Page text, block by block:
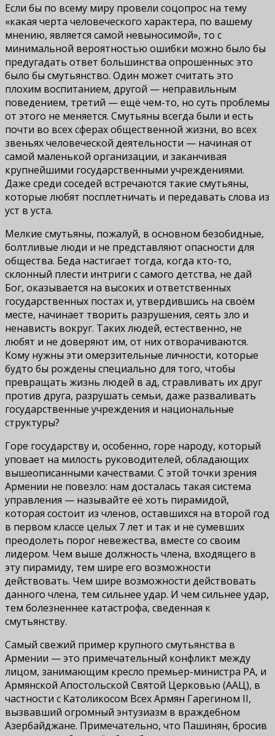
Если бы по всему миру провели соцопрос на тему
«какая черта человеческого характера, по вашему
мнению, является самой невыносимой», то с
минимальной вероятностью ошибки можно было бы
предугадать ответ большинства опрошенных: это
было бы смутьянство. Один может считать это
плохим воспитанием, другой — неправильным
поведением, третий — ещё чем-то, но суть проблемы
от этого не меняется. Смутьяны всегда были и есть
почти во всех сферах общественной жизни, во всех
звеньях человеческой деятельности — начиная от
самой маленькой организации, и заканчивая
крупнейшими государственными учреждениями.
Даже среди соседей встречаются такие смутьяны,
которые любят посплетничать и передавать слова из
уст в уста.
Мелкие смутьяны, пожалуй, в основном безобидные,
болтливые люди и не представляют опасности для
общества. Беда настигает тогда, когда кто-то,
склонный плести интриги с самого детства, не дай
Бог, оказывается на высоких и ответственных
государственных постах и, утвердившись на своём
месте, начинает творить разрушения, сеять зло и
ненависть вокруг. Таких людей, естественно, не
любят и не доверяют им, от них отворачиваются.
Кому нужны эти омерзительные личности, которые
будто бы рождены специально для того, чтобы
превращать жизнь людей в ад, стравливать их друг
против друга, разрушать семьи, даже разваливать
государственные учреждения и национальные
структуры?
Горе государству и, особенно, горе народу, который
уповает на милость руководителей, обладающих
вышеописанными качествами. С этой точки зрения
Армении не повезло: нам досталась такая система
управления — называйте её хоть пирамидой,
которая состоит из членов, оставшихся на второй год
в первом классе целых 7 лет и так и не сумевших
преодолеть порог невежества, вместе со своим
лидером. Чем выше должность члена, входящего в
эту пирамиду, тем шире его возможности
действовать. Чем шире возможности действовать
данного члена, тем сильнее удар. И чем сильнее удар,
тем болезненнее катастрофа, сведенная к
смутьянству.
Самый свежий пример крупного смутьянства в
Армении — это примечательный конфликт между
лицом, занимающим кресло премьер-министра РА, и
Армянской Апостольской Святой Церковью (ААЦ), в
частности с Католикосом Всех Армян Гарегином II,
вызвавший огромный энтузиазм в враждебном
Азербайджане. Примечательно, что Пашинян, бросив